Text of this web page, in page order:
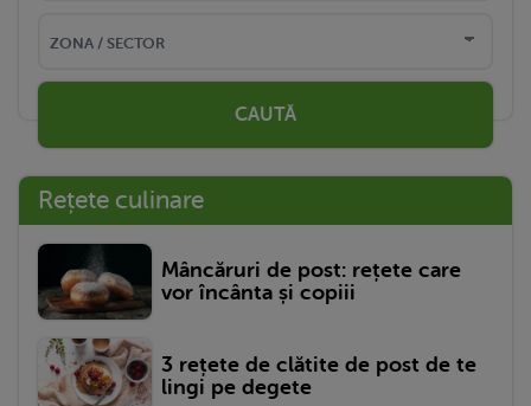
CAUTĂ
Rețete culinare
Mâncăruri de post: rețete care
vor încânta și copiii
3 rețete de clătite de post de te
lingi pe degete